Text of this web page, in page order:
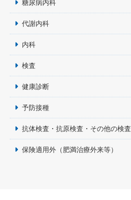
糖尿病内科
代謝内科
内科
検査
健康診断
予防接種
抗体検査・抗原検査・その他の検査
保険適用外（肥満治療外来等）